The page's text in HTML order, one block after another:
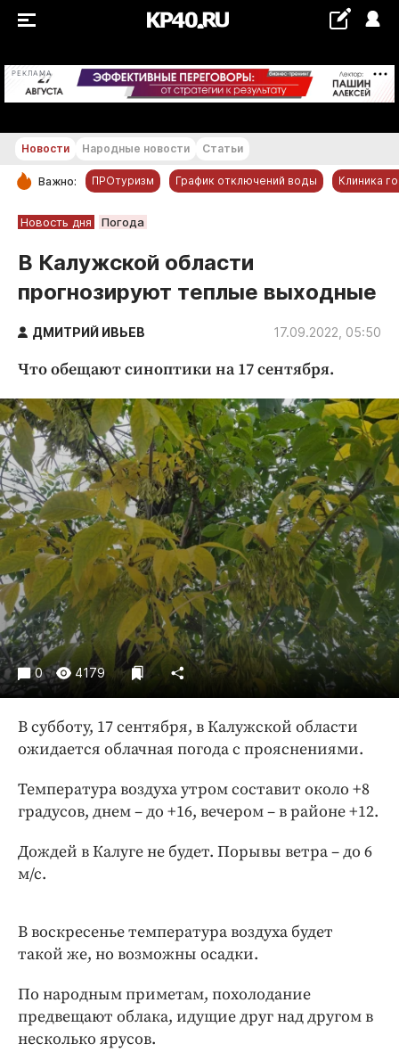
РЕКЛАМА +22...+23 °С
РУБРИКИ
Новости компаний
Статьи
Народные новости
Авто и транспорт
Криминал
Культура
Недвижимость и ЖКХ
Образование
Общество
Погода
Праздники
Происшествия
Спорт
Экономика и бизнес
ПРОЕКТЫ
Блоги
Издания
Интересное чтиво
Бренд года
Новости Народные новости Статьи
Важно: ПРОтуризм График отключений воды Клиника
Новость дня Погода
В Калужской области
прогнозируют теплые выходные
ДМИТРИЙ ИВЬЕВ 17.09.2022, 05:50
Что обещают синоптики на 17 сентября.
0 4179
В субботу, 17 сентября, в Калужской области
ожидается облачная погода с прояснениями.
Температура воздуха утром составит около +8
градусов, днем – до +16, вечером – в районе +12.
Дождей в Калуге не будет. Порывы ветра – до 6
м/с.
В воскресенье температура воздуха будет
такой же, но возможны осадки.
По народным приметам, похолодание
предвещают облака, идущие друг над другом в
несколько ярусов.